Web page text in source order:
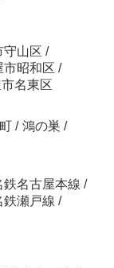
守山区 /
市昭和区 /
名東区
/ 鴻の巣 /
鉄名古屋本線 /
鉄瀬戸線 /